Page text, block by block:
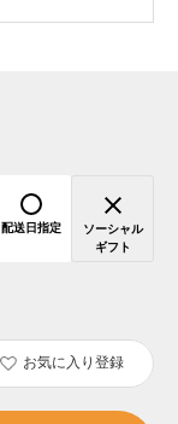
配送日指定
ソーシャル
ギフト
お気に入り登録